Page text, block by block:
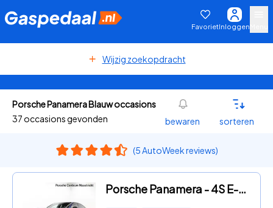
FavorietInloggen
Wijzig zoekopdracht
Porsche Panamera Blauw occasions
37 occasions gevonden
bewaren sorteren
(5 AutoWeek reviews)
Porsche Panamera - 4S E-Hybrid